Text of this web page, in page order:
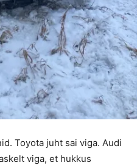
Toyota juht sai viga. Audi
viga, et hukkus